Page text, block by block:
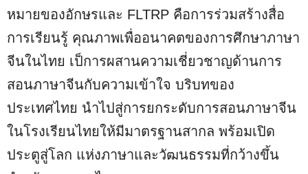
หมายของอักษรและ FLTRP คือการร่วมสร้างสื่อ
การเรียนรู้ คุณภาพเพื่ออนาคตของการศึกษาภาษา
จีนในไทย เป็การผสานความเชี่ยวชาญด้านการ
สอนภาษาจีนกับความเข้าใจ บริบทของ
ประเทศไทย นำไปสู่การยกระดับการสอนภาษาจีน
ในโรงเรียนไทยให้มีมาตรฐานสากล พร้อมเปิด
ประตูสู่โลก แห่งภาษาและวัฒนธรรมที่กว้างขึ้น